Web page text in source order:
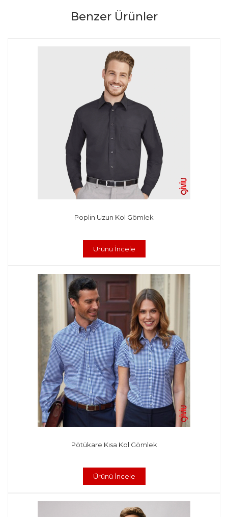
Benzer Ürünler
Poplin Uzun Kol Gömlek
Ürünü İncele
Pötükare Kısa Kol Gömlek
Ürünü İncele